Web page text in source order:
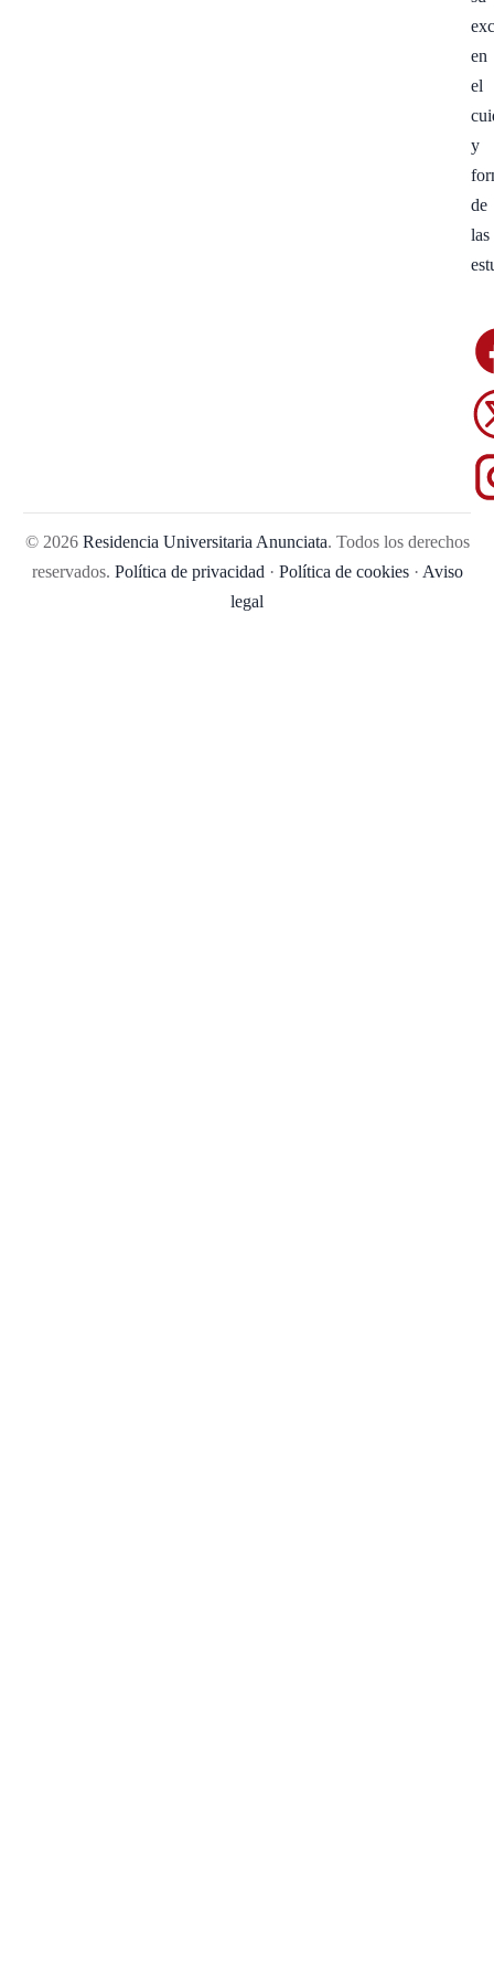
en
el
y
de
las
© 2026 Residencia Universitaria Anunciata. Todos los derechos
reservados. Política de privacidad · Política de cookies· Aviso
legal